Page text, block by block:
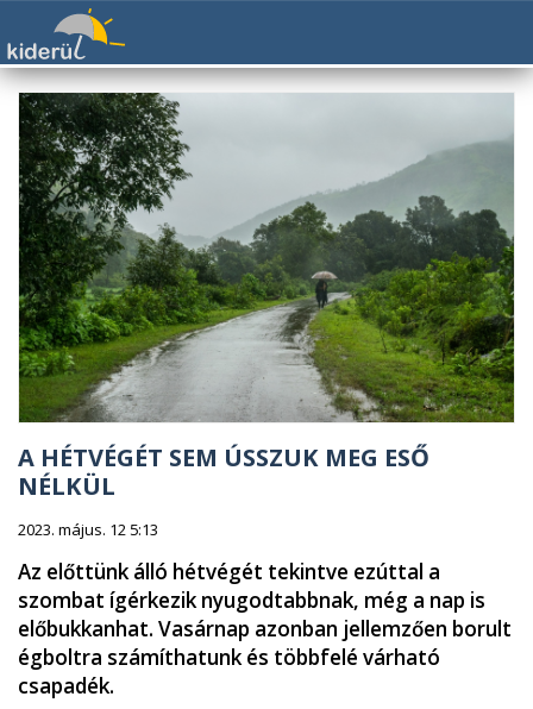
A HÉTVÉGÉT SEM ÚSSZUK MEG ESŐ
NÉLKÜL
2023. május. 12 5:13
Az előttünk álló hétvégét tekintve ezúttal a
szombat ígérkezik nyugodtabbnak, még a nap is
előbukkanhat. Vasárnap azonban jellemzően borult
égboltra számíthatunk és többfelé várható
csapadék.